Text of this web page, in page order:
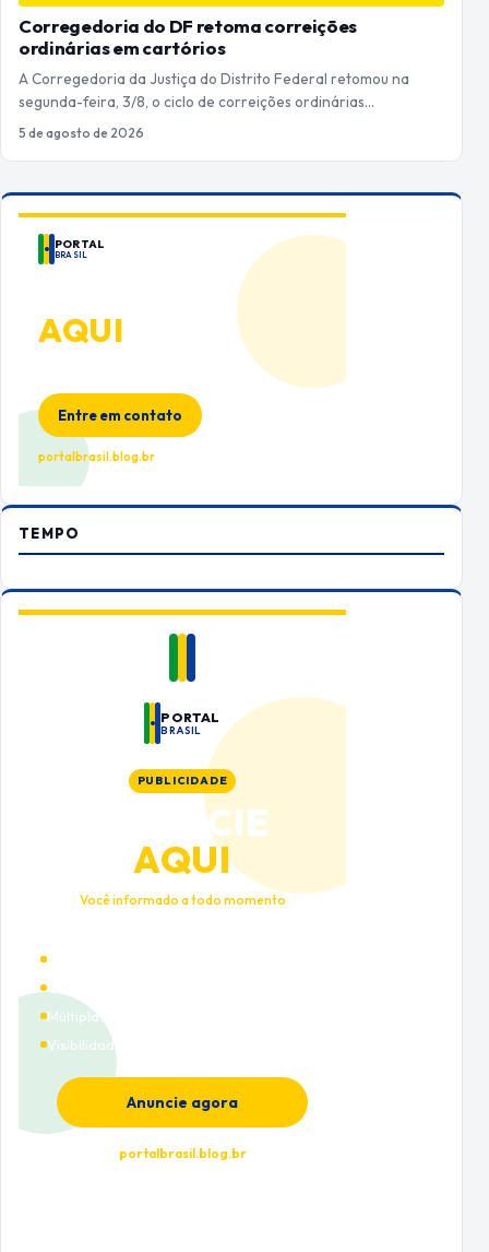
Corregedoria do DF retoma correições
ordinárias em cartórios
A Corregedoria da Justiça do Distrito Federal retomou na
segunda-feira, 3/8, o ciclo de correições ordinárias…
5 de agosto de 2026
PORTAL
BRASIL
AQUI
Entre em contato
portalbrasil.blog.br
TEMPO
PORTAL
BRASIL
PUBLICIDADE
ANUNCIE
AQUI
Você informado a todo momento
Múltiplas categorias
Visibilidade premium
Anuncie agora
portalbrasil.blog.br